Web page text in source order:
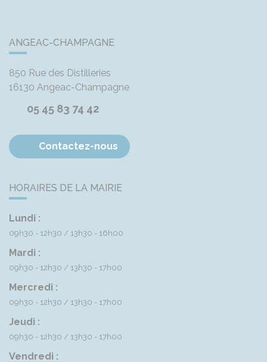
ANGEAC-CHAMPAGNE
850 Rue des Distilleries
16130 Angeac-Champagne
05 45 83 74 42
Contactez-nous
HORAIRES DE LA MAIRIE
Lundi :
09h30 - 12h30 13h30 - 16h00
Mardi :
09h30 - 12h30 13h30 - 17h00
Mercredi :
09h30 - 12h30 13h30 - 17h00
Jeudi :
09h30 - 12h30 13h30 - 17h00
Vendredi :